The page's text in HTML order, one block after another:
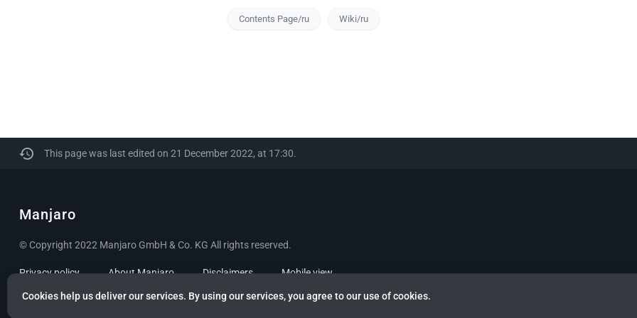
Contents Page/ru Wiki/ru
Cookies help us deliver our services. By using our services, you agree to our use of cookies.
This page was last edited on 21 December 2022, at 17:30.
Manjaro
© Copyright 2022 Manjaro GmbH & Co. KG All rights reserved.
Privacy policy About Manjaro Disclaimers Mobile view